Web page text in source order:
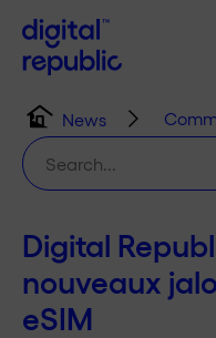
News
Chercher
:
Digital
nouveaux
eSIM